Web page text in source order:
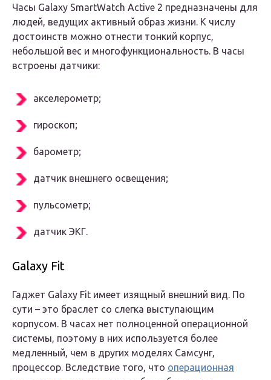
Часы Galaxy SmartWatch Active 2 предназначены для
людей, ведущих активный образ жизни. К числу
достоинств можно отнести тонкий корпус,
небольшой вес и многофункциональность. В часы
встроены датчики:
акселерометр;
гироскоп;
барометр;
датчик внешнего освещения;
пульсометр;
датчик ЭКГ.
Galaxy Fit
Гаджет Galaxy Fit имеет изящный внешний вид. По
сути – это браслет со слегка выступающим
корпусом. В часах нет полноценной операционной
системы, поэтому в них используется более
медленный, чем в других моделях Самсунг,
процессор. Вследствие того, что операционная